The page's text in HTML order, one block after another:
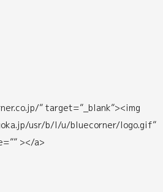
” target=”_blank”><img
usr/b/l/u/bluecorner/logo.gif”
></a>